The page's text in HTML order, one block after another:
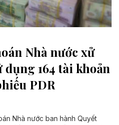
Nhà nước xử
dụng 164 tài khoản
PDR
Nhà nước ban hành Quyết